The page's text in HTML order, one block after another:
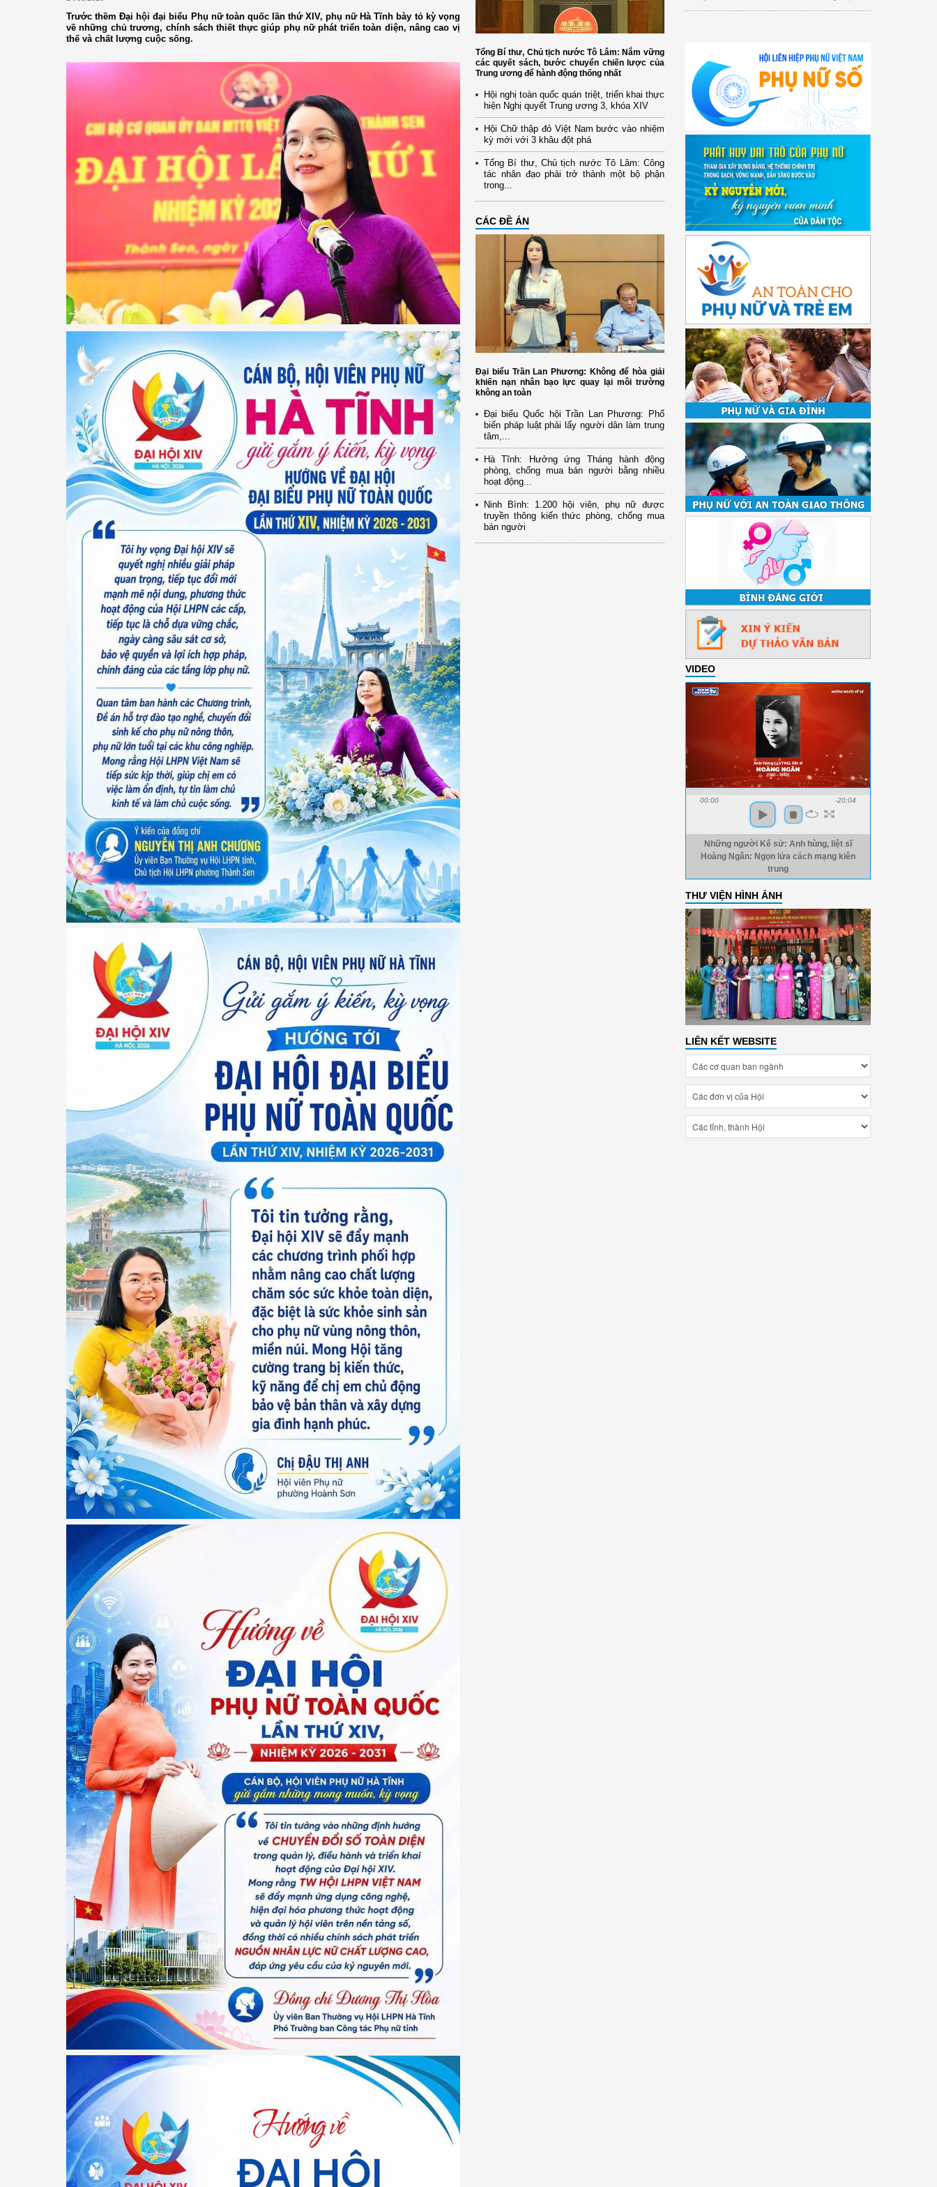
Trước thềm Đại hội đại biểu Phụ nữ toàn quốc lần thứ XIV, phụ nữ Hà Tĩnh bày tỏ kỳ vọng
về những chủ trương, chính sách thiết thực giúp phụ nữ phát triển toàn diện, nâng cao vị
thế và chất lượng cuộc sống.
Tổng Bí thư, Chủ tịch nước Tô Lâm: Nắm vững
các quyết sách, bước chuyển chiến lược của
Trung ương để hành động thống nhất
Hội nghị toàn quốc quán triệt, triển khai thực
hiện Nghị quyết Trung ương 3, khóa XIV
Hội Chữ thập đỏ Việt Nam bước vào nhiệm
kỳ mới với 3 khâu đột phá
Tổng Bí thư, Chủ tịch nước Tô Lâm: Công
tác nhân đạo phải trở thành một bộ phận
trong...
CÁC ĐỀ ÁN
Đại biểu Trần Lan Phương: Không để hòa giải
khiến nạn nhân bạo lực quay lại môi trường
không an toàn
Đại biểu Quốc hội Trần Lan Phương: Phổ
biến pháp luật phải lấy người dân làm trung
tâm,...
Hà Tĩnh: Hưởng ứng Tháng hành động
phòng, chống mua bán người bằng nhiều
hoạt động...
Ninh Bình: 1.200 hội viên, phụ nữ được
truyền thông kiến thức phòng, chống mua
bán người
VIDEO
00:00 -20:04
Những người Kể sử: Anh hùng, liệt sĩ
Hoàng Ngân: Ngọn lửa cách mạng kiên
trung
THƯ VIỆN HÌNH ẢNH
LIÊN KẾT WEBSITE